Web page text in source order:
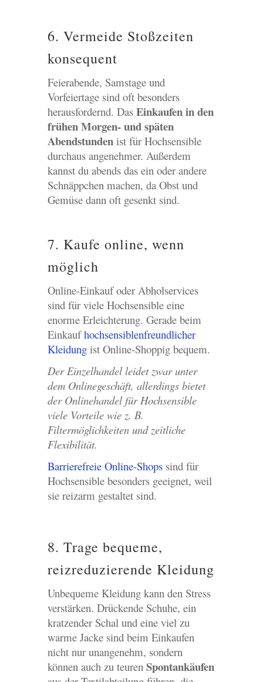
6. Vermeide Stoßzeiten
konsequent
Feierabende, Samstage und
Vorfeiertage sind oft besonders
herausfordernd. Das Einkaufen in den
frühen Morgen- und späten
Abendstundenist für Hochsensible
durchaus angenehmer. Außerdem
kannst du abends das ein oder andere
Schnäppchen machen, da Obst und
Gemüse dann oft gesenkt sind.
7. Kaufe online, wenn
möglich
Online-Einkauf oder Abholservices
sind für viele Hochsensible eine
enorme Erleichterung. Gerade beim
Einkaufhochsensiblenfreundlicher
Kleidungist Online-Shoppig bequem.
Der Einzelhandel leidet zwar unter
dem Onlinegeschäft, allerdings bietet
der Onlinehandel für Hochsensible
viele Vorteile wie z. B.
Filtermöglichkeiten und zeitliche
Flexibilität.
Barrierefreie Online-Shopssind für
Hochsensible besonders geeignet, weil
sie reizarm gestaltet sind.
8. Trage bequeme,
reizreduzierende Kleidung
Unbequeme Kleidung kann den Stress
verstärken. Drückende Schuhe, ein
kratzender Schal und eine viel zu
warme Jacke sind beim Einkaufen
nicht nur unangenehm, sondern
können auch zu teuren Spontankäufen